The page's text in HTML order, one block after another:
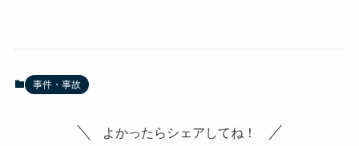
事件・事故
よかったらシェアしてね！